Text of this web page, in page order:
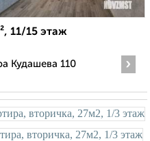
11/15 этаж
Кудашева 110
›